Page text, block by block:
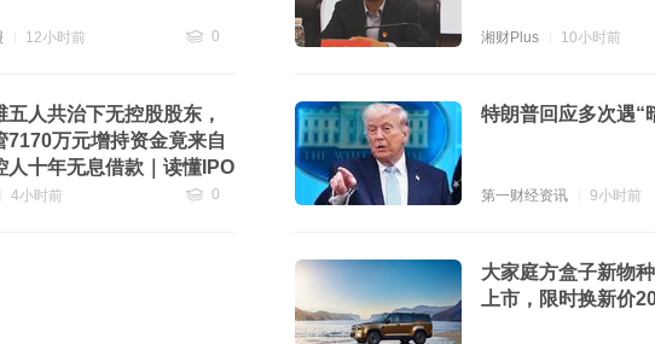
12小时前
0
五人共治下无控股股东，
7170万元增持资金竟来自
人十年无息借款｜读懂IPO
4小时前
0
湘财Plus 10小时前
特朗普回应多次遇“
第一财经资讯 9小时前
大家庭方盒子新物
上市，限时换新价